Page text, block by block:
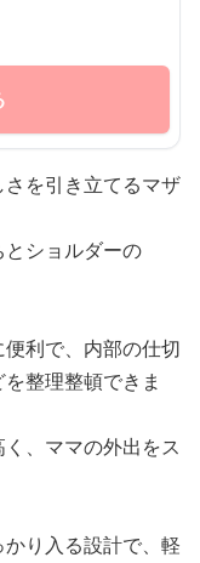
を引き立てるマザ
ショルダーの
利で、内部の仕切
整理整頓できま
、ママの外出をス
り入る設計で、軽